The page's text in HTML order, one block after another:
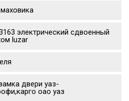
электрический сдвоенный
luzar
двери уаз-
оао уаз